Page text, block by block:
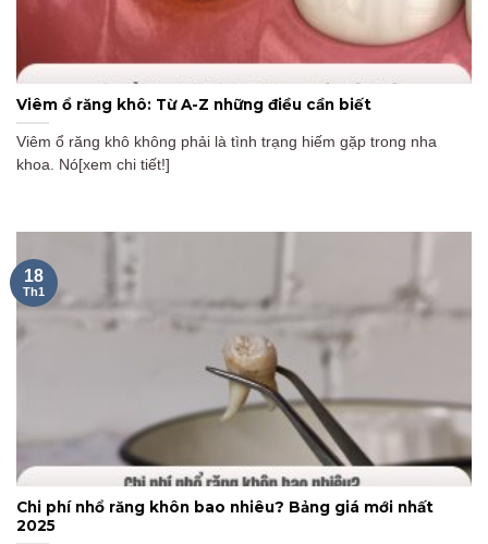
Viêm ổ răng khô: Từ A-Z những điều cần biết
Viêm ổ răng khô không phải là tình trạng hiếm gặp trong nha
khoa. Nó[xem chi tiết!]
Chi phí nhổ răng khôn bao nhiêu? Bảng giá mới nhất
2025
18
Th1